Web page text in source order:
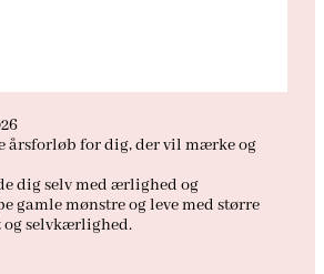
årsforløb for dig, der vil mærke og
dig selv med ærlighed og
gamle mønstre og leve med større
selvkærlighed.